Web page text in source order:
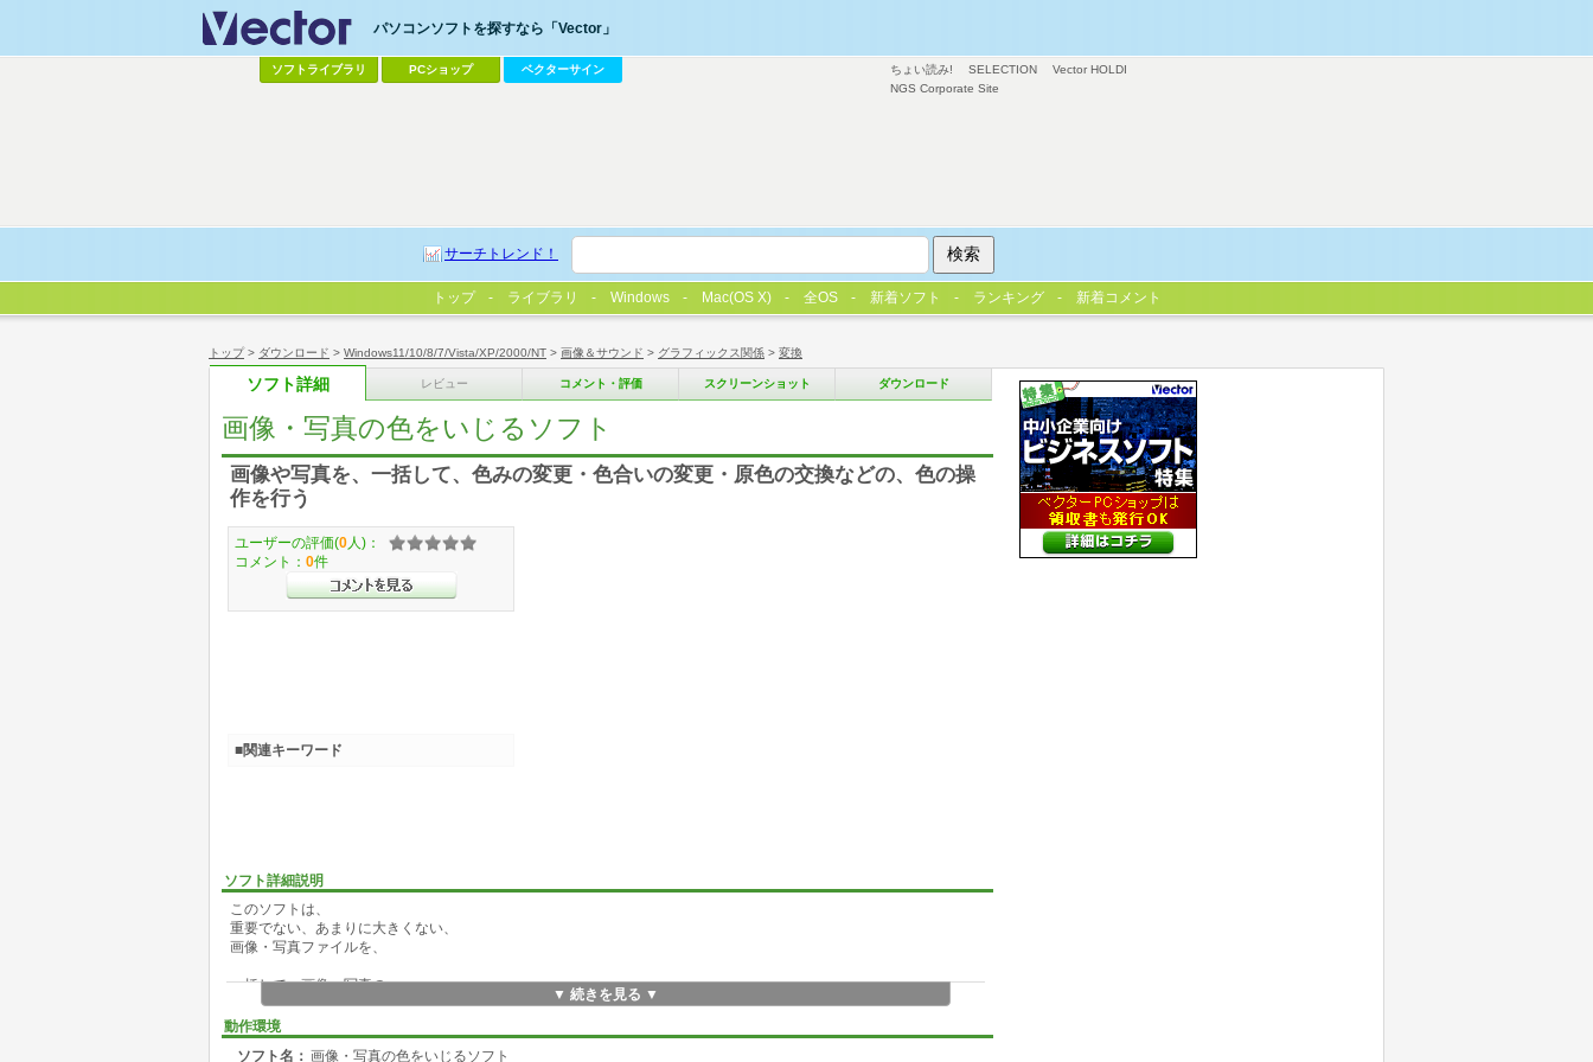
トップ> ダウンロード > Windows11/10/8/7/Vista/XP/2000/NT > 画像＆サウンド > グラフィックス関係 > 変換
ソフト詳細 レビュー コメント・評価 スクリーンショット ダウンロード
画像・写真の色をいじるソフト
画像や写真を、一括して、色みの変更・色合いの変更・原色の交換などの、色の操
作を行う
ソフト詳細説明
このソフトは、
重要でない、あまりに大きくない、
画像・写真ファイルを、
一括して、画像・写真の
●色みの変更
●色合いの変更
●原色の交換
▼ 続きを見る ▼
動作環境
ソフト名： 画像・写真の色をいじるソフト
ユーザーの評価(0 人)：
コメント： 0件
■関連キーワード
ちょい読み! SELECTION
Vector HOLDI
NGS Corporate Site
パソコンソフトを探すなら「Vector」
ソフトライブラリ PCショップ ベクターサイン
サーチトレンド！
トップ ライブラリ Windows Mac(OS X) 全OS 新着ソフト ランキング 新着コメント